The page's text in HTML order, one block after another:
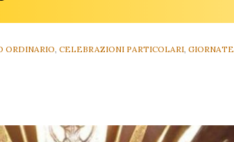
ORDINARIO CELEBRAZIONI PARTICOLARI GIORNATE